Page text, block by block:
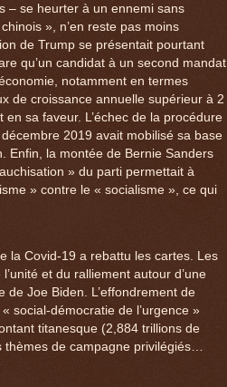
– se heurter à un ennemi sans
», n’en reste pas moins
de Trump se présentait pourtant
qu’un candidat à un second mandat
notamment en termes
de croissance annuelle supérieur à 2
sa faveur. L’échec de la procédure
2019 avait mobilisé sa base
Enfin, la montée de Bernie Sanders
» du parti permettait à
» contre le « socialisme », ce qui
la Covid-19 a rebattu les cartes. Les
et du ralliement autour d’une
Joe Biden. L’effondrement de
social-démocratie de l’urgence »
titanesque (2,884 trillions de
thèmes de campagne privilégiés…